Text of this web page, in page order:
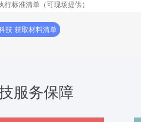
标准清单（可现场提供）
技 获取材料清单
服务保障